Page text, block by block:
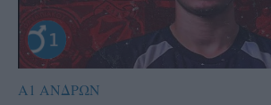
Α1 ΑΝΔΡΩΝ